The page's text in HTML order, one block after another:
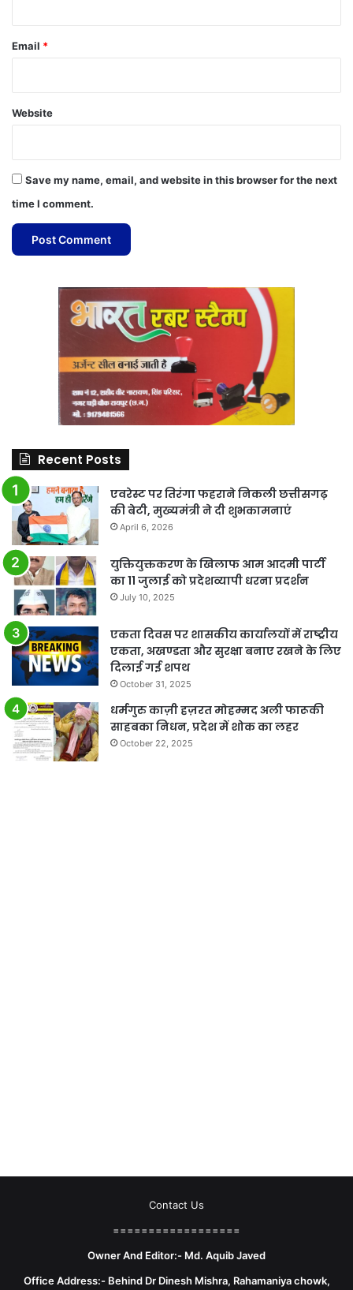
Email *
Website
Save my name, email, and website in this browser for the next
time I comment.
Recent Posts
एवरेस्ट पर तिरंगा फहराने निकली छत्तीसगढ़
की बेटी, मुख्यमंत्री ने दी शुभकामनाएं
April 6, 2026
युक्तियुक्तकरण के खिलाफ आम आदमी पार्टी
का 11 जुलाई को प्रदेशव्यापी धरना प्रदर्शन
July 10, 2025
एकता दिवस पर शासकीय कार्यालयों में राष्ट्रीय
एकता, अखण्डता और सुरक्षा बनाए रखने के लिए
दिलाई गई शपथ
October 31, 2025
धर्मगुरु काज़ी हज़रत मोहम्मद अली फारूकी
साहबका निधन, प्रदेश में शोक का लहर
October 22, 2025
Contact Us
==================
Owner And Editor:- Md. Aquib Javed
Office Address:- Behind Dr Dinesh Mishra, Rahamaniya chowk,